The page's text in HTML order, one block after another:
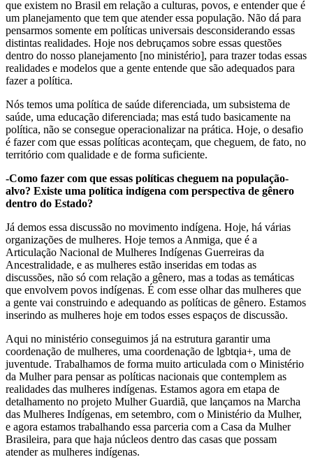
que existem no Brasil em relação a culturas, povos, e entender que é
um planejamento que tem que atender essa população. Não dá para
pensarmos somente em políticas universais desconsiderando essas
distintas realidades. Hoje nos debruçamos sobre essas questões
dentro do nosso planejamento [no ministério], para trazer todas essas
realidades e modelos que a gente entende que são adequados para
fazer a política.
Nós temos uma política de saúde diferenciada, um subsistema de
saúde, uma educação diferenciada; mas está tudo basicamente na
política, não se consegue operacionalizar na prática. Hoje, o desafio
é fazer com que essas políticas aconteçam, que cheguem, de fato, no
território com qualidade e de forma suficiente.
-Como fazer com que essas políticas cheguem na população-
alvo? Existe uma política indígena com perspectiva de gênero
dentro do Estado?
Já demos essa discussão no movimento indígena. Hoje, há várias
organizações de mulheres. Hoje temos a Anmiga, que é a
Articulação Nacional de Mulheres Indígenas Guerreiras da
Ancestralidade, e as mulheres estão inseridas em todas as
discussões, não só com relação a gênero, mas a todas as temáticas
que envolvem povos indígenas. É com esse olhar das mulheres que
a gente vai construindo e adequando as políticas de gênero. Estamos
inserindo as mulheres hoje em todos esses espaços de discussão.
Aqui no ministério conseguimos já na estrutura garantir uma
coordenação de mulheres, uma coordenação de lgbtqia+, uma de
juventude. Trabalhamos de forma muito articulada com o Ministério
da Mulher para pensar as políticas nacionais que contemplem as
realidades das mulheres indígenas. Estamos agora em etapa de
detalhamento no projeto Mulher Guardiã, que lançamos na Marcha
das Mulheres Indígenas, em setembro, com o Ministério da Mulher,
e agora estamos trabalhando essa parceria com a Casa da Mulher
Brasileira, para que haja núcleos dentro das casas que possam
atender as mulheres indígenas.